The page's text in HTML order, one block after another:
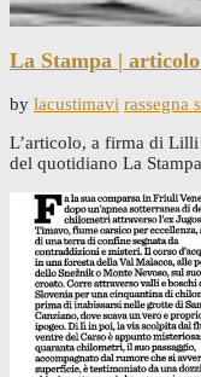
La Stampa |
by lacustimavi rassegna
L’articolo, a firma di Lilli
del quotidiano La